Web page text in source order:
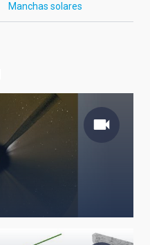
Manchas solares